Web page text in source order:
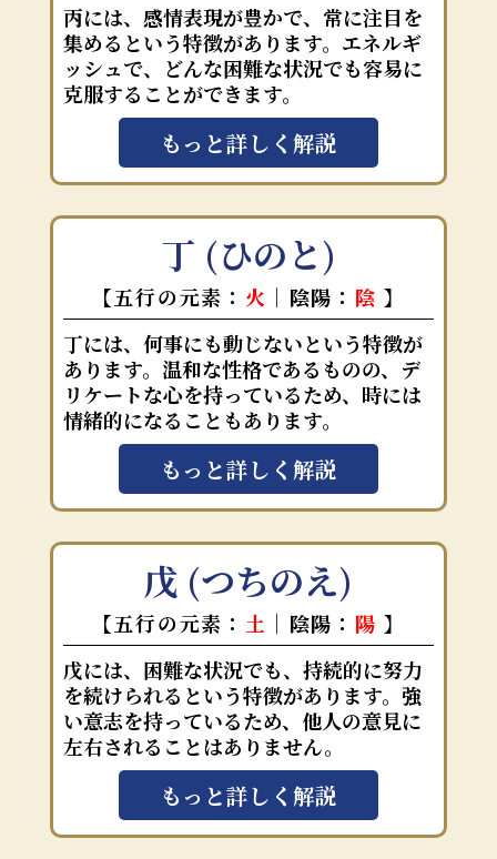
丙には、感情表現が豊かで、常に注目を
集めるという特徴があります。エネルギ
ッシュで、どんな困難な状況でも容易に
克服することができます。
もっと詳しく解説
丁 (ひのと)
【五行の元素： 火 ｜陰陽： 陰 】
丁には、何事にも動じないという特徴が
あります。温和な性格であるものの、デ
リケートな心を持っているため、時には
情緒的になることもあります。
もっと詳しく解説
戊 (つちのえ)
【五行の元素： 土 ｜陰陽： 陽 】
戊には、困難な状況でも、持続的に努力
を続けられるという特徴があります。強
い意志を持っているため、他人の意見に
左右されることはありません。
もっと詳しく解説